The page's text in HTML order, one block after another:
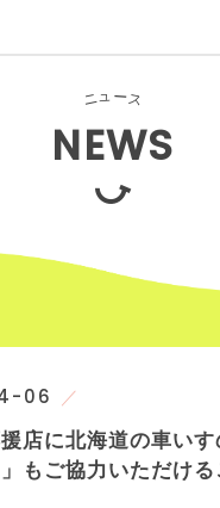
ニュ ース
NEWS
06
店に北海道の車いす
もご協力いただける